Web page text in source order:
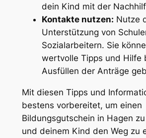
dein Kind mit der
Kontakte nutzen: Nutze
Unterstützung von
Sozialarbeitern. Sie
wertvolle Tipps und Hilfe
Ausfüllen der Anträge
Mit diesen Tipps und
bestens vorbereitet, um einen
Bildungsgutschein in Hagen
und deinem Kind den Weg zu